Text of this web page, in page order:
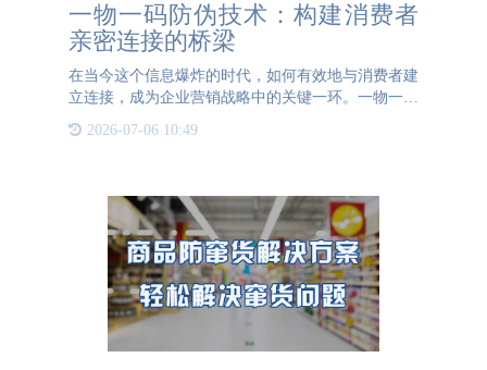
一物一码防伪技术：构建消费者
亲密连接的桥梁
在当今这个信息爆炸的时代，如何有效地与消费者建
立连接，成为企业营销战略中的关键一环。一物一码
防伪技术，作为一种创新的数字化手段，正在悄然拉
近企业与消费者之间的距离，构建起一座亲密连接的
2026-07-06 10:49